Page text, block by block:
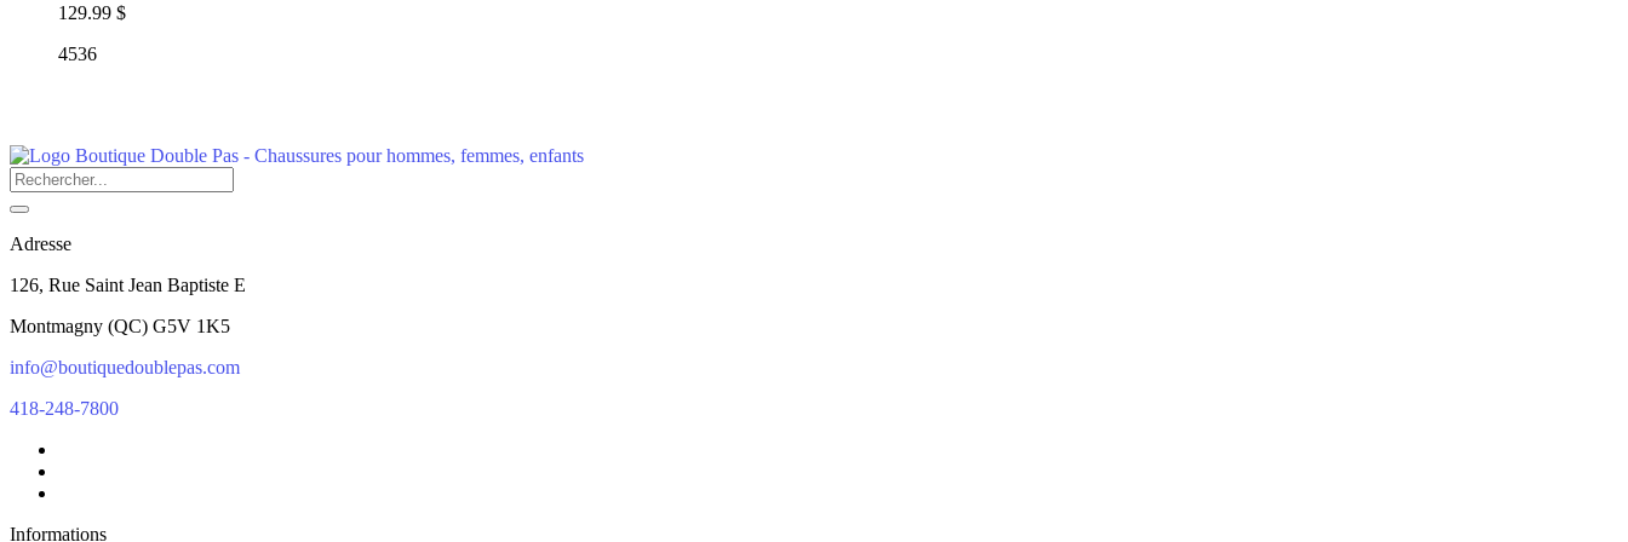
129.99 $
4536
Adresse
126, Rue Saint Jean Baptiste E
Montmagny (QC) G5V 1K5
info@boutiquedoublepas.com
418-248-7800
Informations